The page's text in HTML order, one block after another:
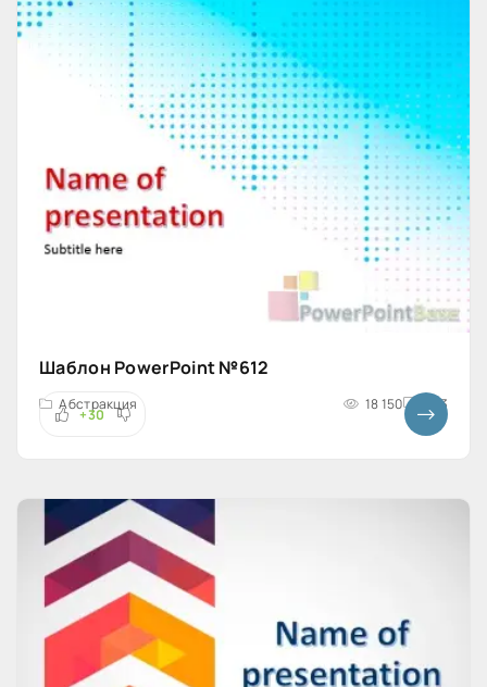
Шаблон PowerPoint №612
Абстракция 18 150 4x3
+30